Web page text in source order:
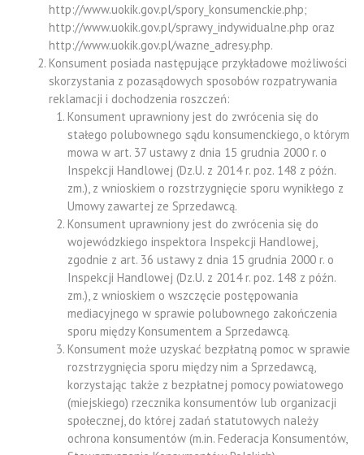
http://www.uokik.gov.pl/spory_konsumenckie.php;
http://www.uokik.gov.pl/sprawy_indywidualne.php oraz
http://www.uokik.gov.pl/wazne_adresy.php.
Konsument posiada następujące przykładowe możliwości
skorzystania z pozasądowych sposobów rozpatrywania
reklamacji i dochodzenia roszczeń:
Konsument uprawniony jest do zwrócenia się do
stałego polubownego sądu konsumenckiego, o którym
mowa w art. 37 ustawy z dnia 15 grudnia 2000 r. o
Inspekcji Handlowej (Dz.U. z 2014 r. poz. 148 z późn.
zm.), z wnioskiem o rozstrzygnięcie sporu wynikłego z
Umowy zawartej ze Sprzedawcą.
Konsument uprawniony jest do zwrócenia się do
wojewódzkiego inspektora Inspekcji Handlowej,
zgodnie z art. 36 ustawy z dnia 15 grudnia 2000 r. o
Inspekcji Handlowej (Dz.U. z 2014 r. poz. 148 z późn.
zm.), z wnioskiem o wszczęcie postępowania
mediacyjnego w sprawie polubownego zakończenia
sporu między Konsumentem a Sprzedawcą.
Konsument może uzyskać bezpłatną pomoc w sprawie
rozstrzygnięcia sporu między nim a Sprzedawcą,
korzystając także z bezpłatnej pomocy powiatowego
(miejskiego) rzecznika konsumentów lub organizacji
społecznej, do której zadań statutowych należy
ochrona konsumentów (m.in. Federacja Konsumentów,